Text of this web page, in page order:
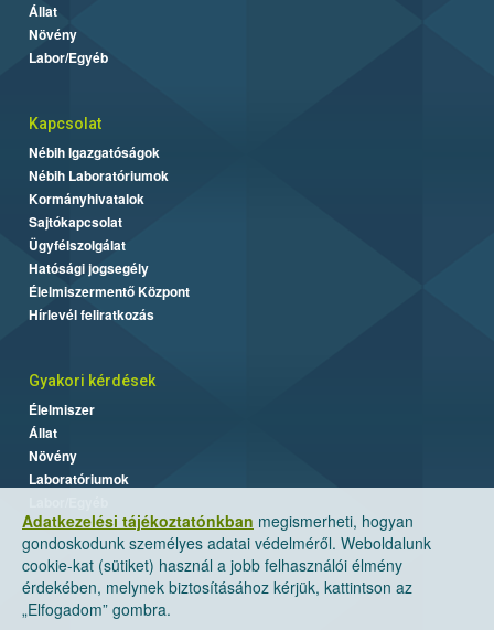
Adatkezelési tájékoztatónkban megismerheti, hogyan
gondoskodunk személyes adatai védelméről. Weboldalunk
cookie-kat (sütiket) használ a jobb felhasználói élmény
érdekében, melynek biztosításához kérjük, kattintson az
„Elfogadom” gombra.
Állat
Növény
Labor/Egyéb
Kapcsolat
Nébih Igazgatóságok
Nébih Laboratóriumok
Kormányhivatalok
Sajtókapcsolat
Ügyfélszolgálat
Hatósági jogsegély
Élelmiszermentő Központ
Hírlevél feliratkozás
Gyakori kérdések
Élelmiszer
Állat
Növény
Laboratóriumok